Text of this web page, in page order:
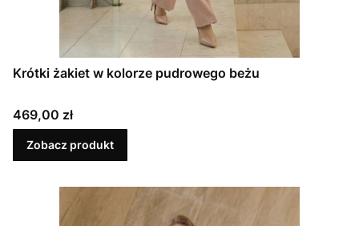
Krótki żakiet w kolorze pudrowego beżu
Cena
469,00 zł
Zobacz produkt